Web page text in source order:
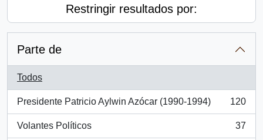
Restringir resultados por:
Parte de
Todos
Presidente Patricio Aylwin Azócar (1990-1994)
, 120 resultados
120
Volantes Políticos
, 37 resultados
37